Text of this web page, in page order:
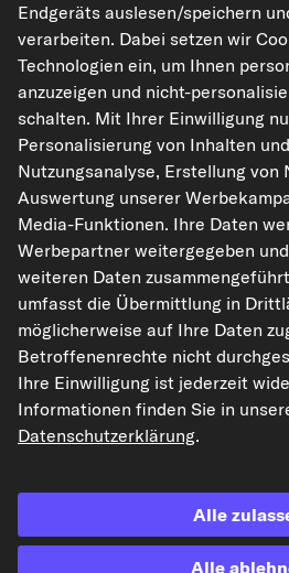
kfzteile24.de
carpardoo.dk
nicht vervielfältigt werden. Die
der Datenbank ohne vorherige Einwilligung
Einbeziehung Dritter in solche Aktivitäten ist
unautorisierte Nutzung von Inhalten stellt
dar und kann rechtliche Schritte nach sich
Vertrag widerrufen
© 2026 kfzteile24 GmbH - Alle Rechte
¹„Gratis Versand“ oder „ohne
Endgeräts auslesen/speichern
verarbeiten. Dabei setzen wir
Technologien ein, um Ihnen
anzuzeigen und nicht-
schalten. Mit Ihrer Einwilligung
Personalisierung von Inhalten
Nutzungsanalyse, Erstellung von
Auswertung unserer
Media-Funktionen. Ihre Daten
Werbepartner weitergegeben
weiteren Daten
umfasst die Übermittlung in
möglicherweise auf Ihre Daten
Betroffenenrechte nicht
Ihre Einwilligung ist jederzeit
Informationen finden Sie in
Datenschutzerklärung.
Alle
Alle